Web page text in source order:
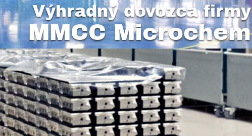
Výhradný dovozca firmy
MMCC Microchem